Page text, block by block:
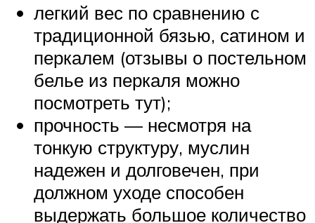
легкий вес по сравнению с
традиционной бязью, сатином и
перкалем (отзывы о постельном
белье из перкаля можно
посмотреть тут);
прочность — несмотря на
тонкую структуру, муслин
надежен и долговечен, при
должном уходе способен
выдержать большое количество